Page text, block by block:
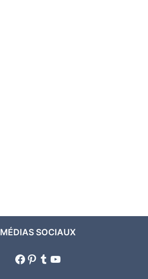
MÉDIAS SOCIAUX
Facebook
Pinterest
Tumblr
YouTube